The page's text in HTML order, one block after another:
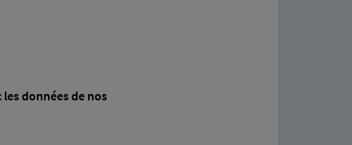
données de nos